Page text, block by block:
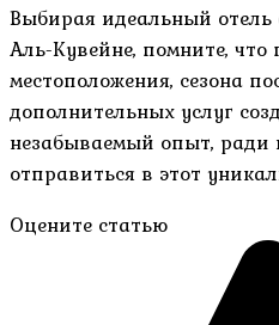
Выбирая идеальный
Аль-Кувейне, помните, что
местоположения, сезона
дополнительных услуг
незабываемый опыт, ради
отправиться в этот
Оцените статью